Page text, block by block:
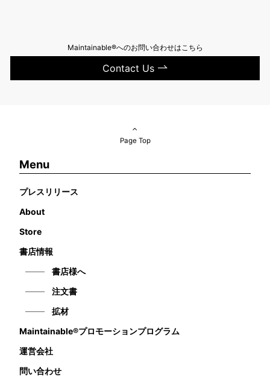
Maintainable®へのお問い合わせはこちら
Contact Us
Page Top
Menu
プレスリリース
About
Store
書店情報
書店様へ
注文書
拡材
Maintainable®プロモーションプログラム
運営会社
問い合わせ